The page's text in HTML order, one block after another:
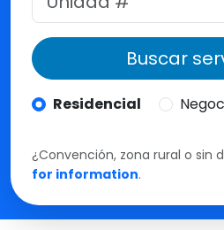
Buscar
Residencial
¿Convención, zona rural o sin
for information.